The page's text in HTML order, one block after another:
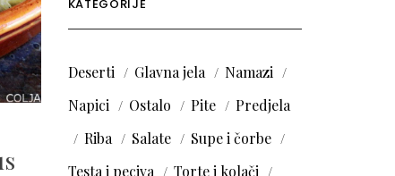
KATEGORIJE
Deserti Glavna jela
Namazi
Napici
Ostalo Pite
Predjela
Riba
Salate
Supe i čorbe
Testa i peciva
Torte i kolači